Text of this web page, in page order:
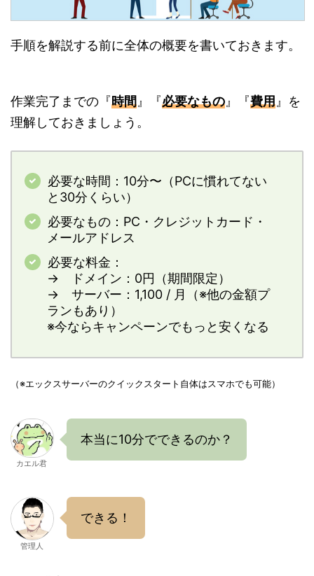
手順を解説する前に全体の概要を書いておきます。
作業完了までの『時間 』『必要なもの 』『費用 』を
理解しておきましょう。
必要な時間：10分〜（PCに慣れてない
と30分くらい）
必要なもの：PC・クレジットカード・
メールアドレス
必要な料金：
→ ドメイン：0円（期間限定）
→ サーバー：1,100 / 月（※他の金額プ
ランもあり）
※今ならキャンペーンでもっと安くなる
（※エックスサーバーのクイックスタート自体はスマホでも可能）
カエル君
本当に10分でできるのか？
管理人
できる！